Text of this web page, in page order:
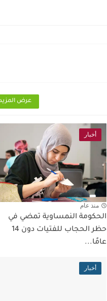
عرض
أخبار
منذ عام
الحكومة النمساوية تمضي في
حظر الحجاب للفتيات دون 14
عامًا...
أخبار